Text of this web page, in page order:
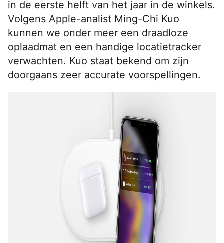
in de eerste helft van het jaar in de winkels.
Volgens Apple-analist Ming-Chi Kuo
kunnen we onder meer een draadloze
oplaadmat en een handige locatietracker
verwachten. Kuo staat bekend om zijn
doorgaans zeer accurate voorspellingen.